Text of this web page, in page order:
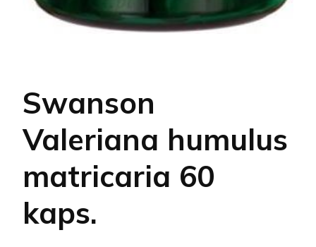
Swanson
Valeriana humulus
matricaria 60
kaps.